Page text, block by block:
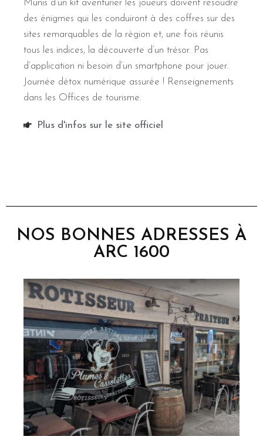
Munis d’un kit aventurier les joueurs doivent résoudre
des énigmes qui les conduiront à des coffres sur des
sites remarquables de la région et, une fois réunis
tous les indices, la découverte d’un trésor. Pas
d’application ni besoin d’un smartphone pour jouer.
Journée détox numérique assurée ! Renseignements
dans les Offices de tourisme.
Plus d'infos sur le site officiel
NOS BONNES ADRESSES À
ARC 1600